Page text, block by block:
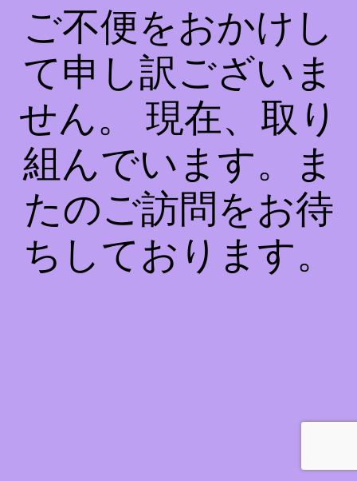
ご不便をおかけし
て申し訳ございま
せん。 現在、取り
組んでいます。ま
たのご訪問をお待
ちしております。